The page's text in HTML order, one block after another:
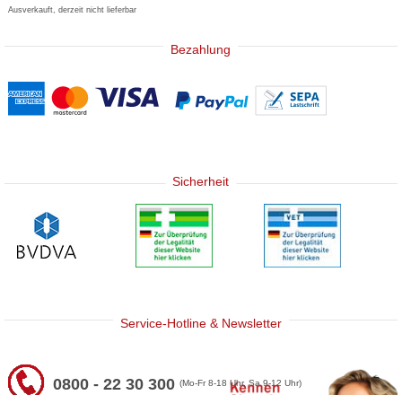
Ausverkauft, derzeit nicht lieferbar
Bezahlung
Sicherheit
Service-Hotline & Newsletter
0800 - 22 30 300(Mo-Fr 8-18 Uhr, Sa 9-12 Uhr)